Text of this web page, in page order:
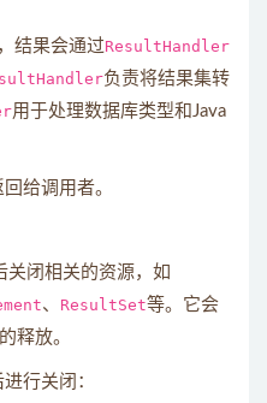
结果会通过ResultHandler
负责将结果集转
用于处理数据库类型和Java
给调用者。
关闭相关的资源，如
、 ResultSet等。它会
释放。
行关闭：